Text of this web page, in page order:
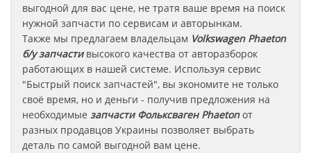
выгодной для вас цене, не тратя ваше время на поиск
нужной запчасти по сервисам и авторынкам.
Также мы предлагаем владельцам Volkswagen Phaeton
б/у запчастивысокого качества от авторазборок
работающих в нашей системе. Используя сервис
"Быстрый поиск запчастей", вы экономите не только
своё время, но и деньги - получив предложения на
необходимые запчастиФольксваген Phaetonот
разных продавцов Украины позволяет выбрать
деталь по самой выгодной вам цене.